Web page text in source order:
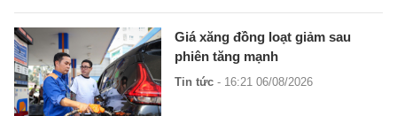
Giá xăng đồng loạt giảm sau
phiên tăng mạnh
Tin tức - 16:21 06/08/2026